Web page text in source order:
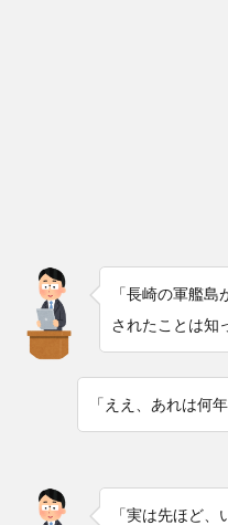
「長崎の軍艦
されたことは知
「ええ、あれは何
「実は先ほど